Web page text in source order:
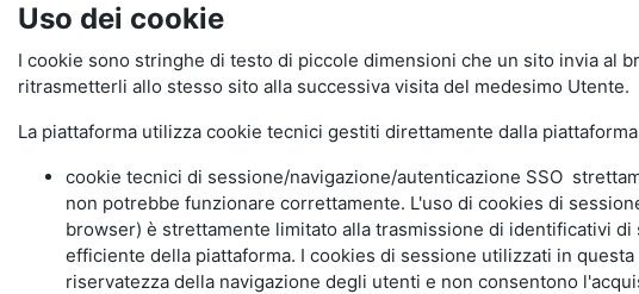
Uso dei cookie
I cookie sono stringhe di testo di piccole dimensioni che un sito invia al
ritrasmetterli allo stesso sito alla successiva visita del medesimo Utente.
La piattaforma utilizza cookie tecnici gestiti direttamente dalla
cookie tecnici di sessione/navigazione/autenticazione SSO
non potrebbe funzionare correttamente. L'uso di cookies di
browser) è strettamente limitato alla trasmissione di identificativi
efficiente della piattaforma. I cookies di sessione utilizzati in
riservatezza della navigazione degli utenti e non consentono